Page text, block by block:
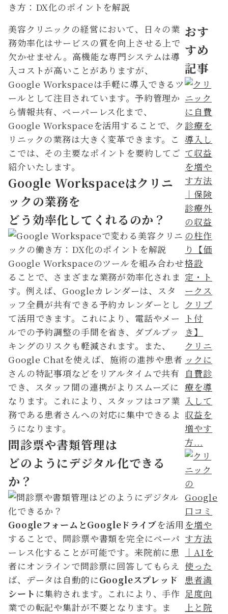
き方：DX化のポイントを解説
美容クリニックの経営において、日々の業
務効率化はサービスの質を向上させる上で
欠かせません。高機能な専門システムは導
入コストが高いことがありますが、
Google Workspaceは手軽に導入できるツ
ールとして注目されています。予約管理か
ら情報共有、ペーパーレス化まで、
Google Workspaceを活用することで、ク
リニックの業務は大きく変革できます。こ
こでは、その主要なポイントを要約してご
紹介いたします。
Google Workspaceはクリニ
ックの業務を
どう効率化してくれるのか？
Google Workspaceのツールを組み合わせ
ることで、さまざまな業務が効率化されま
す。例えば、Googleカレンダーは、スタ
ッフ全員が共有できる予約カレンダーとし
て活用できます。これにより、電話やメー
ルでの予約調整の手間を省き、ダブルブッ
キングのリスクも軽減されます。また、
Google Chatを使えば、施術の進捗や患者
さんの特記事項などをリアルタイムで共有
でき、スタッフ間の連携がよりスムーズに
なります。これにより、スタッフはコア業
務である患者さんへの対応に集中できるよ
うになります。
問診票や書類管理は
どのようにデジタル化できる
か？
GoogleフォームとGoogleドライブを活用
することで、問診票や書類を完全にペーパ
ーレス化することが可能です。来院前に患
者にオンラインで問診票に回答してもらえ
ば、データは自動的にGoogleスプレッド
シート に集約されます。これにより、手作
業での転記や集計が不要となります。ま
おす
すめ
記事
クリニ
ックに
自費診
療を導
入して
収益を
増やす
方...